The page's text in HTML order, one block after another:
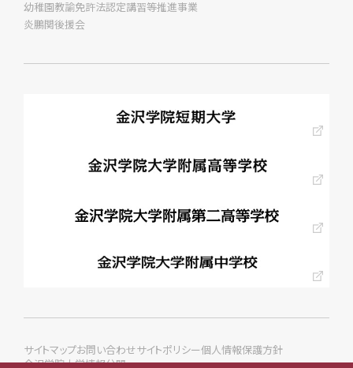
幼稚園教諭免許法認定講習等推進事業
炎鵬関後援会
サイトマップお問い合わせサイトポリシー個人情報保護方針
金沢学院大学情報公開